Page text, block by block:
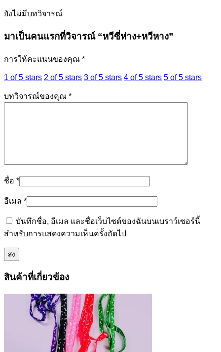
ยังไม่มีบทวิจารณ์
มาเป็นคนแรกที่วิจารณ์ “หวีซี่ห่าง+หวีหาง”
การให้คะแนนของคุณ *
1 of 5 stars 2 of 5 stars 3 of 5 stars 4 of 5 stars 5 of 5 stars
บทวิจารณ์ของคุณ *
ชื่อ *
อีเมล *
บันทึกชื่อ, อีเมล และชื่อเว็บไซต์ของฉันบนเบราว์เซอร์นี้
สำหรับการแสดงความเห็นครั้งถัดไป
สินค้าที่เกี่ยวข้อง